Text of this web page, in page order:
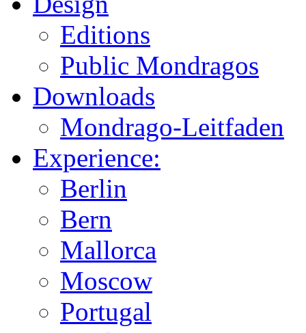
Editions
Public Mondragos
Downloads
Mondrago-Leitfaden
Experience:
Berlin
Bern
Mallorca
Moscow
Portugal